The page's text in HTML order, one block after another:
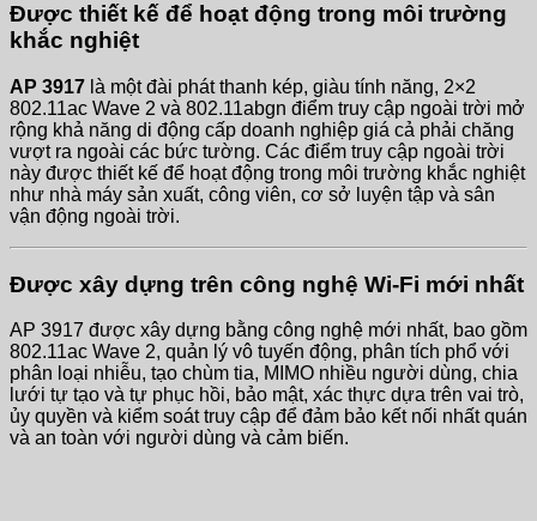
Được thiết kế để hoạt động trong môi trường
khắc nghiệt
AP 3917 là một đài phát thanh kép, giàu tính năng, 2×2
802.11ac Wave 2 và 802.11abgn điểm truy cập ngoài trời mở
rộng khả năng di động cấp doanh nghiệp giá cả phải chăng
vượt ra ngoài các bức tường. Các điểm truy cập ngoài trời
này được thiết kế để hoạt động trong môi trường khắc nghiệt
như nhà máy sản xuất, công viên, cơ sở luyện tập và sân
vận động ngoài trời.
Được xây dựng trên công nghệ Wi-Fi mới nhất
AP 3917 được xây dựng bằng công nghệ mới nhất, bao gồm
802.11ac Wave 2, quản lý vô tuyến động, phân tích phổ với
phân loại nhiễu, tạo chùm tia, MIMO nhiều người dùng, chia
lưới tự tạo và tự phục hồi, bảo mật, xác thực dựa trên vai trò,
ủy quyền và kiểm soát truy cập để đảm bảo kết nối nhất quán
và an toàn với người dùng và cảm biến.